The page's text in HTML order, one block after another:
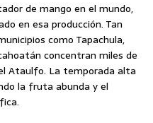
de mango en el mundo,
en esa producción. Tan
como Tapachula,
concentran miles de
Ataulfo. La temporada alta
la fruta abunda y el